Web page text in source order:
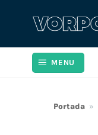
MENU
Portada »